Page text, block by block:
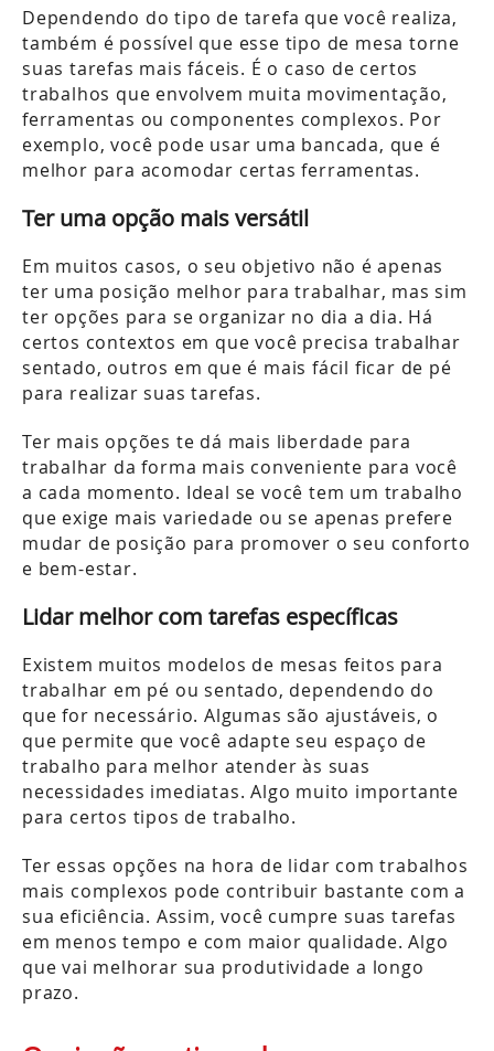
Dependendo do tipo de tarefa que você realiza,
também é possível que esse tipo de mesa torne
suas tarefas mais fáceis. É o caso de certos
trabalhos que envolvem muita movimentação,
ferramentas ou componentes complexos. Por
exemplo, você pode usar uma bancada, que é
melhor para acomodar certas ferramentas.
Ter uma opção mais versátil
Em muitos casos, o seu objetivo não é apenas
ter uma posição melhor para trabalhar, mas sim
ter opções para se organizar no dia a dia. Há
certos contextos em que você precisa trabalhar
sentado, outros em que é mais fácil ficar de pé
para realizar suas tarefas.
Ter mais opções te dá mais liberdade para
trabalhar da forma mais conveniente para você
a cada momento. Ideal se você tem um trabalho
que exige mais variedade ou se apenas prefere
mudar de posição para promover o seu conforto
e bem-estar.
Lidar melhor com tarefas específicas
Existem muitos modelos de mesas feitos para
trabalhar em pé ou sentado, dependendo do
que for necessário. Algumas são ajustáveis, o
que permite que você adapte seu espaço de
trabalho para melhor atender às suas
necessidades imediatas. Algo muito importante
para certos tipos de trabalho.
Ter essas opções na hora de lidar com trabalhos
mais complexos pode contribuir bastante com a
sua eficiência. Assim, você cumpre suas tarefas
em menos tempo e com maior qualidade. Algo
que vai melhorar sua produtividade a longo
prazo.